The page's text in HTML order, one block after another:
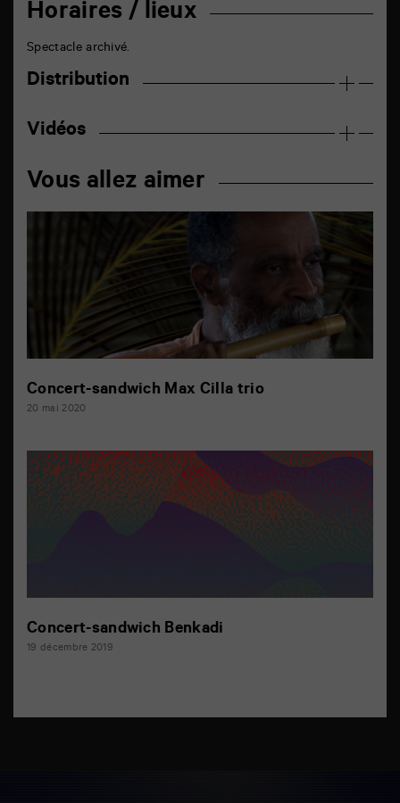
Horaires / lieux
Spectacle archivé.
Distribution
Vidéos
Vous allez aimer
Concert-sandwich Max Cilla trio
20 mai 2020
Concert-sandwich Benkadi
19 décembre 2019